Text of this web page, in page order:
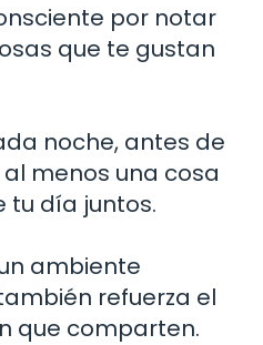
por notar
que te gustan
noche, antes de
menos una cosa
tu día juntos.
ambiente
refuerza el
que comparten.